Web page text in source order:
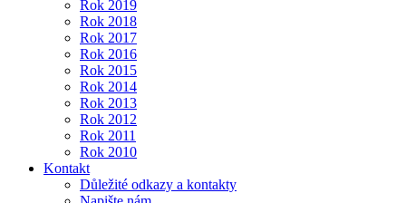
Rok 2019
Rok 2018
Rok 2017
Rok 2016
Rok 2015
Rok 2014
Rok 2013
Rok 2012
Rok 2011
Rok 2010
Kontakt
Důležité odkazy a kontakty